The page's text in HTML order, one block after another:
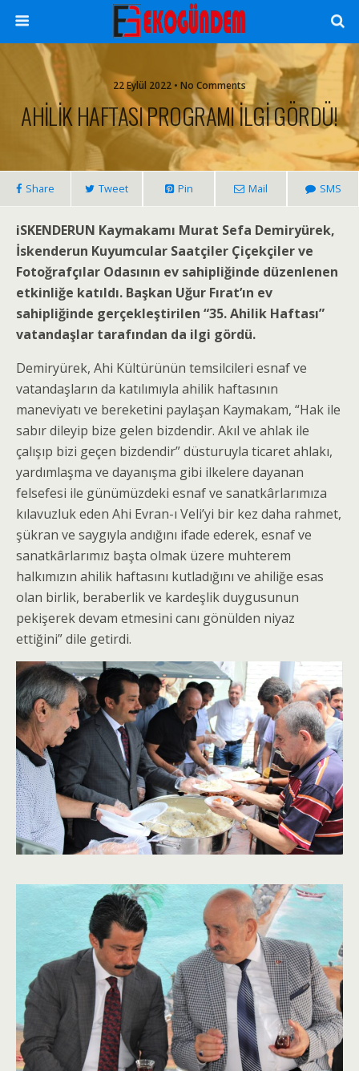
22 Eylül 2022 • No Comments
AHİLİK HAFTASI PROGRAMI İLGİ GÖRDÜ!
Share Tweet Pin Mail SMS
iSKENDERUN Kaymakamı Murat Sefa Demiryürek,
İskenderun Kuyumcular Saatçiler Çiçekçiler ve
Fotoğrafçılar Odasının ev sahipliğinde düzenlenen
etkinliğe katıldı. Başkan Uğur Fırat’ın ev
sahipliğinde gerçekleştirilen “35. Ahilik Haftası”
vatandaşlar tarafından da ilgi gördü.
Demiryürek, Ahi Kültürünün temsilcileri esnaf ve
vatandaşların da katılımıyla ahilik haftasının
maneviyatı ve bereketini paylaşan Kaymakam, “Hak ile
sabır dileyip bize gelen bizdendir. Akıl ve ahlak ile
çalışıp bizi geçen bizdendir” düsturuyla ticaret ahlakı,
yardımlaşma ve dayanışma gibi ilkelere dayanan
felsefesi ile günümüzdeki esnaf ve sanatkârlarımıza
kılavuzluk eden Ahi Evran-ı Veli’yi bir kez daha rahmet,
şükran ve saygıyla andığını ifade ederek, esnaf ve
sanatkârlarımız başta olmak üzere muhterem
halkımızın ahilik haftasını kutladığını ve ahiliğe esas
olan birlik, beraberlik ve kardeşlik duygusunun
pekişerek devam etmesini canı gönülden niyaz
ettiğini” dile getirdi.